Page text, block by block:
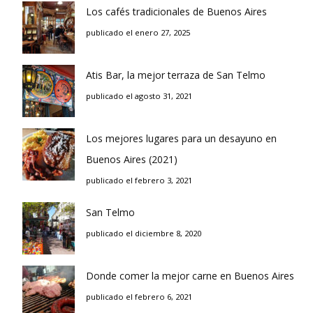
Los cafés tradicionales de Buenos Aires
publicado el enero 27, 2025
Atis Bar, la mejor terraza de San Telmo
publicado el agosto 31, 2021
Los mejores lugares para un desayuno en
Buenos Aires (2021)
publicado el febrero 3, 2021
San Telmo
publicado el diciembre 8, 2020
Donde comer la mejor carne en Buenos Aires
publicado el febrero 6, 2021